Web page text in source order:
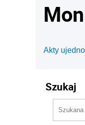
Akty
Szukaj